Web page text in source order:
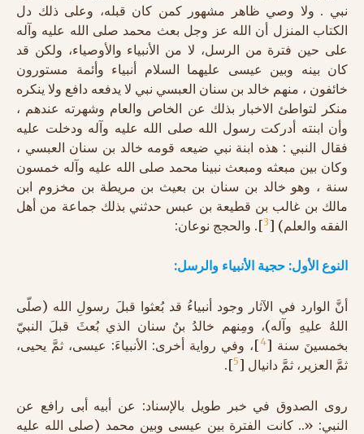
نبي . ولا وصي ظاهر مشهور كمن كان قبله، وعلى ذلك دل
الكتاب المنزل أن الله عز وجل بعث محمد صلى الله عليه وآله
على حين فترة من الرسل، لا من الأنبياء والأوصياء، ولكن قد
كان بينه وبين عيسى عليهما السلام أنبياء وأئمة مستورون
خائفون ، منهم خالد بن سنان العبسي نبي لا يدفعه دافع ولا ينكره
منكر لتواطئ الاخبار بذلك عن الخاص والعام وشهرته عندهم ،
وأن ابنته أدركت رسول الله صلى الله عليه وآله ودخلت عليه
فقال النبي : هذه ابنة نبي ضيعه قومه خالد بن سنان العبسي ،
وكان بين مبعثه ومبعث نبينا محمد صلى الله عليه وآله خمسون
سنة ، وهو خالد بن سنان بن بعيث بن مريطة بن مخزوم ابن
مالك بن غالب بن قطيعة بن عبس حدثني بذلك جماعة من أهل
الفقه والعلم) [3]. والحجج نوعان:
النوع الأول: حجية الأنبياء والرسل:
أنَّ الوارد في الآثار وجود أنبياءُ قد بُعثوا قبلَ رسولِ الله (صلّى
اللهُ عليهِ وآله)، ومِنهم خالدُ بنُ سنان الذي بُعثَ قبلَ النبيّ
بخمسينَ سنة [4]، وفي رواية أخرى: الأنبياءَ: عيسى، ثمَّ يحيى،
ثمَّ العزير، ثمَّ دانيال [5
].
روى الصدوق في خبر طويل بالإسناد: عن أبيه أبى رافع عن
النبي: «.. كانت الفترة بين عيسى وبين محمد (صلى الله عليه